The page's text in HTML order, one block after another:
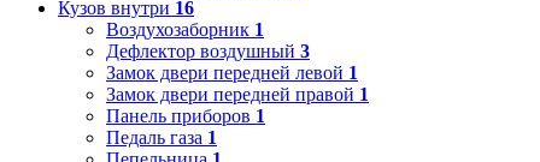
Кузов внутри 16
Воздухозаборник 1
Дефлектор воздушный 3
Замок двери передней левой 1
Замок двери передней правой 1
Панель приборов 1
Педаль газа 1